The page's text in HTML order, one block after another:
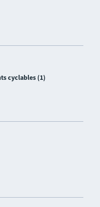
cyclables (1)